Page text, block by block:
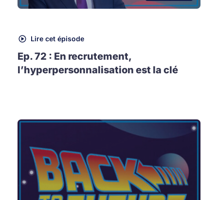
Lire cet épisode
Ep. 72 : En recrutement,
l’hyperpersonnalisation est la clé